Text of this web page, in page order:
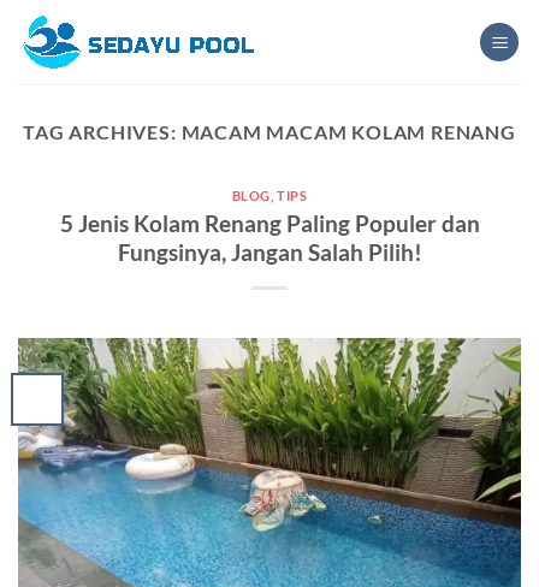
content
TAG ARCHIVES: MACAM MACAM KOLAM RENANG
BLOG ,TIPS
5 Jenis Kolam Renang Paling Populer dan
Fungsinya, Jangan Salah Pilih!